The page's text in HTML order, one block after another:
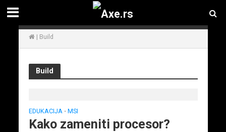
| Build
Build
EDUKACIJA • MSI
Kako zameniti procesor?